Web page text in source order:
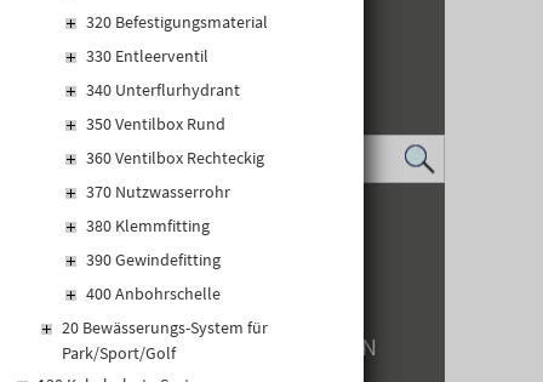
320 Befestigungsmaterial
330 Entleerventil
340 Unterflurhydrant
350 Ventilbox Rund
360 Ventilbox Rechteckig
370 Nutzwasserrohr
380 Klemmfitting
390 Gewindefitting
400 Anbohrschelle
20 Bewässerungs-System für
Park/Sport/Golf
IMPRESSUM
KONTAKT
WHISTLEBLOWER
BARRIEREFREIHEIT EINSTELLUNGEN